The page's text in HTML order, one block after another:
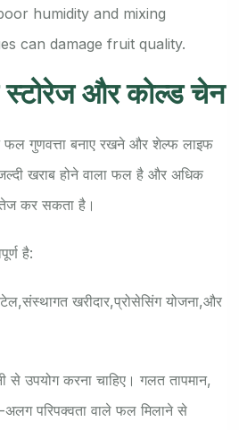
humidity and mixing
can damage fruit quality.
और कोल्ड चेन
गुणवत्ता बनाए रखने और शेल्फ लाइफ
खराब होने वाला फल है और अधिक
कर सकता है।
है:
संस्थागत खरीदार,प्रोसेसिंग योजना,और
से उपयोग करना चाहिए। गलत तापमान,
परिपक्वता वाले फल मिलाने से